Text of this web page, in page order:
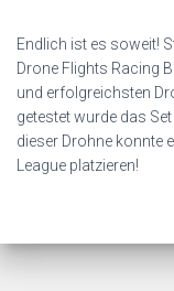
Endlich ist es soweit!
Drone Flights Racing
und erfolgreichsten
getestet wurde das
dieser Drohne konnte
League platzieren!